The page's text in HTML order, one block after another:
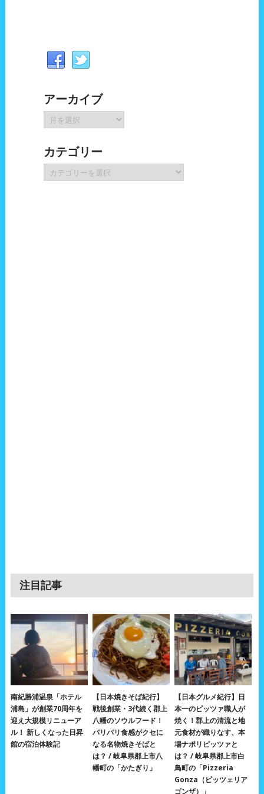
アーカイブ
ー
イ
ブ
カテゴリー
テ
注目記事
南紀勝浦温泉「ホテル
浦島」が創業70周年を
迎え大規模リニューア
ル！ 新しくなった日昇
館の宿泊体験記
【日本焼きそば紀行】
戦後創業・3代続く郡上
八幡のソウルフード！
パリパリ食感がクセに
なる名物焼きそばと
は？ / 岐阜県郡上市八
幡町の「かたぎり」
【日本グルメ紀行】日
本一のピッツァ職人が
焼く！郡上の清流と地
元食材が織りなす、本
場ナポリピッツァと
は？ / 岐阜県郡上市白
鳥町の「Pizzeria
Gonza（ピッツェリア
ゴンザ）」